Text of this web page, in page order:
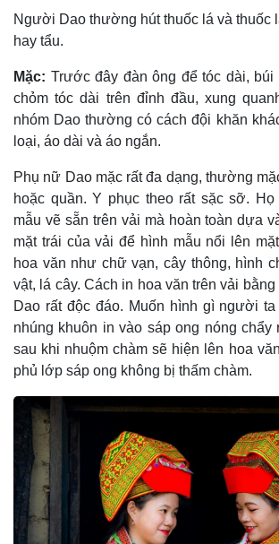
Người Dao thường hút thuốc lá và thuốc
hay tẩu.
Mặc: Trước đây đàn ông để tóc dài, búi
chỏm tóc dài trên đỉnh đầu, xung
nhóm Dao thường có cách đội khăn
loại, áo dài và áo ngắn.
Phụ nữ Dao mặc rất đa dạng, thường
hoặc quần. Y phục theo rất sặc sỡ. Họ
mẫu vẽ sẵn trên vải mà hoàn toàn dựa
mặt trái của vải để hình mẫu nổi lên
hoa văn như chữ vạn, cây thông, hình
vật, lá cây. Cách in hoa văn trên vải
Dao rất độc đáo. Muốn hình gì người
nhúng khuôn in vào sáp ong nóng chẩy
sau khi nhuộm chàm sẽ hiện lên hoa
phủ lớp sáp ong không bị thấm chàm.